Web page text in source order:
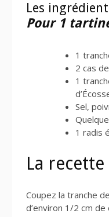
Les
Pour 1
1
2 cas
1
Sel,
1 radis
La recette
Coupez la tranche
d’environ 1/2 cm de